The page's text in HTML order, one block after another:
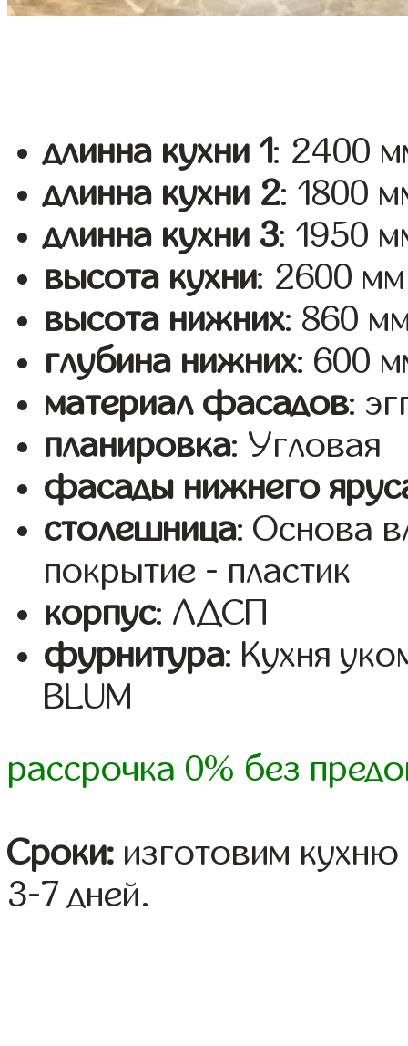
длинна кухни 1: 2400
длинна кухни 2: 1800
длинна кухни 3: 1950
высота кухни: 2600 мм
высота нижних: 860
глубина нижних: 600
материал фасадов:
планировка: Угловая
фасады нижнего
столешница: Основа
покрытие - пластик
корпус: ЛДСП
фурнитура: Кухня
BLUM
рассрочка 0% без
Сроки: изготовим
3-7 дней.